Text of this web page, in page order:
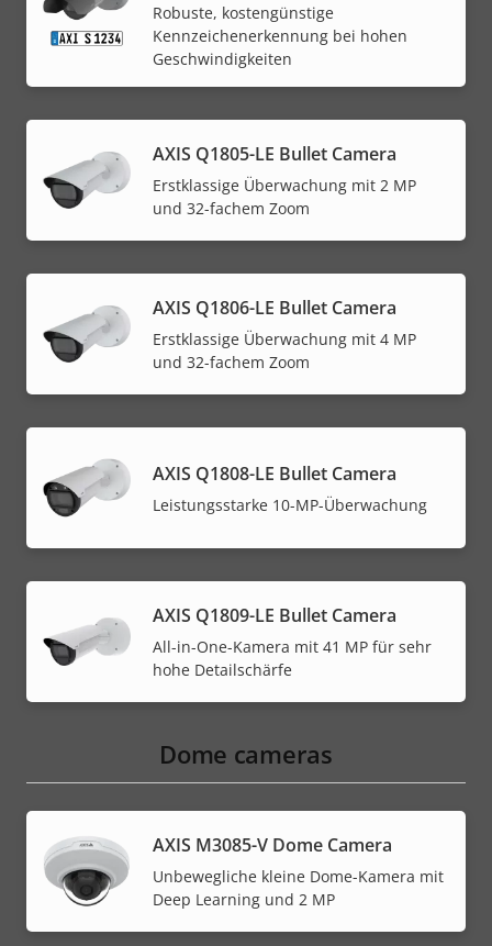
Robuste, kostengünstige
Kennzeichenerkennung bei hohen
Geschwindigkeiten
AXIS Q1805-LE Bullet Camera
Erstklassige Überwachung mit 2 MP
und 32-fachem Zoom
AXIS Q1806-LE Bullet Camera
Erstklassige Überwachung mit 4 MP
und 32-fachem Zoom
AXIS Q1808-LE Bullet Camera
Leistungsstarke 10-MP-Überwachung
AXIS Q1809-LE Bullet Camera
All-in-One-Kamera mit 41 MP für sehr
hohe Detailschärfe
Dome cameras
AXIS M3085-V Dome Camera
Unbewegliche kleine Dome-Kamera mit
Deep Learning und 2 MP